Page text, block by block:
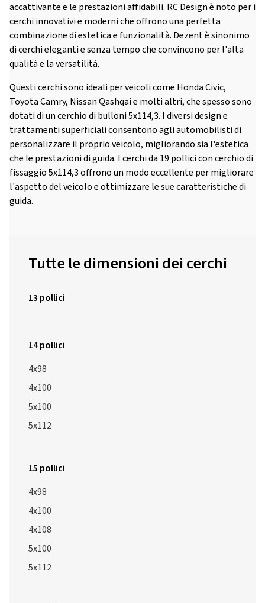
accattivante e le prestazioni affidabili. RC Design è noto per i
cerchi innovativi e moderni che offrono una perfetta
combinazione di estetica e funzionalità. Dezent è sinonimo
di cerchi eleganti e senza tempo che convincono per l'alta
qualità e la versatilità.
Questi cerchi sono ideali per veicoli come Honda Civic,
Toyota Camry, Nissan Qashqai e molti altri, che spesso sono
dotati di un cerchio di bulloni 5x114,3. I diversi design e
trattamenti superficiali consentono agli automobilisti di
personalizzare il proprio veicolo, migliorando sia l'estetica
che le prestazioni di guida. I cerchi da 19 pollici con cerchio di
fissaggio 5x114,3 offrono un modo eccellente per migliorare
l'aspetto del veicolo e ottimizzare le sue caratteristiche di
guida.
Tutte le dimensioni dei cerchi
13 pollici
14 pollici
4x98
4x100
5x100
5x112
15 pollici
4x98
4x100
4x108
5x100
5x112